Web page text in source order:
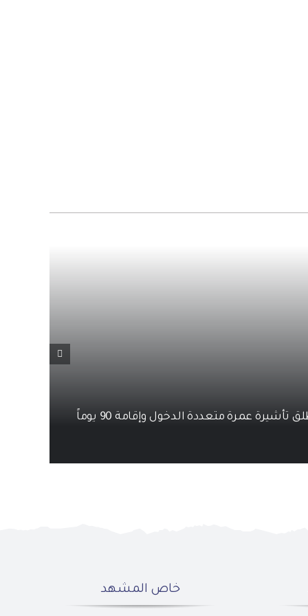
تأشيرة عمرة متعددة الدخول وإقامة 90 يوماً
خاص المشهد